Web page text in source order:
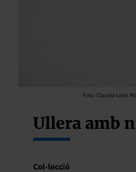
Foto: Claudia León
Ullera amb
Col·lecció